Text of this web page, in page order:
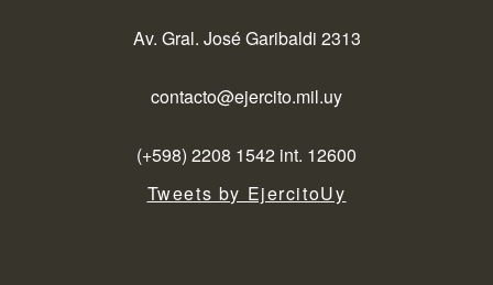
Av. Gral. José Garibaldi 2313
contacto@ejercito.mil.uy
(+598) 2208 1542 int. 12600
Tweets by EjercitoUy